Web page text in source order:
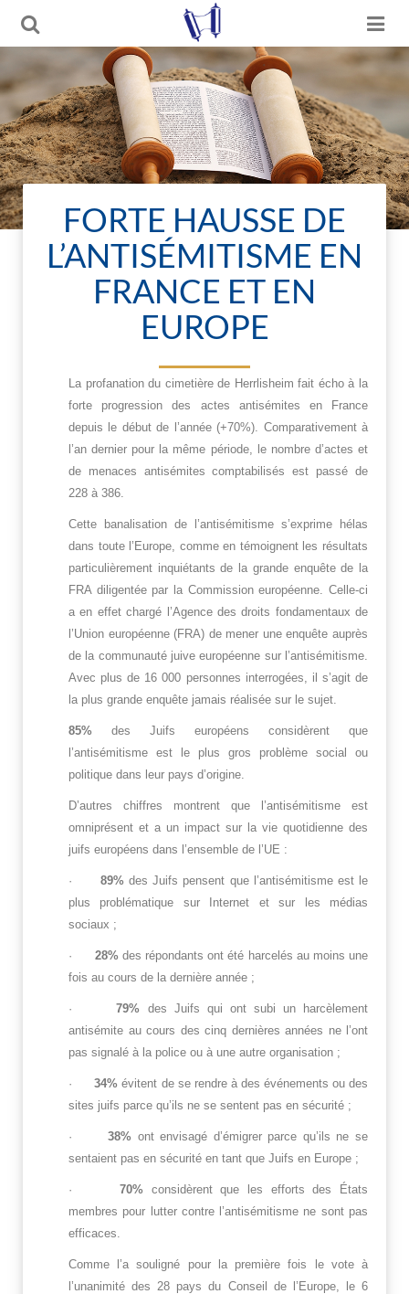
FORTE HAUSSE DE
L’ANTISÉMITISME EN
FRANCE ET EN
EUROPE
La profanation du cimetière de Herrlisheim fait écho à la
forte progression des actes antisémites en France
depuis le début de l’année (+70%). Comparativement à
l’an dernier pour la même période, le nombre d’actes et
de menaces antisémites comptabilisés est passé de
228 à 386.
Cette banalisation de l’antisémitisme s’exprime hélas
dans toute l’Europe, comme en témoignent les résultats
particulièrement inquiétants de la grande enquête de la
FRA diligentée par la Commission européenne. Celle-ci
a en effet chargé l’Agence des droits fondamentaux de
l’Union européenne (FRA) de mener une enquête auprès
de la communauté juive européenne sur l’antisémitisme.
Avec plus de 16 000 personnes interrogées, il s’agit de
la plus grande enquête jamais réalisée sur le sujet.
85% des Juifs européens considèrent que
l’antisémitisme est le plus gros problème social ou
politique dans leur pays d’origine.
D’autres chiffres montrent que l’antisémitisme est
omniprésent et a un impact sur la vie quotidienne des
juifs européens dans l’ensemble de l’UE :
· 89%des Juifs pensent que l’antisémitisme est le
plus problématique sur Internet et sur les médias
sociaux ;
· 28%des répondants ont été harcelés au moins une
fois au cours de la dernière année ;
·79% des Juifs qui ont subi un harcèlement
antisémite au cours des cinq dernières années ne l’ont
pas signalé à la police ou à une autre organisation ;
·34% évitent de se rendre à des événements ou des
sites juifs parce qu’ils ne se sentent pas en sécurité ;
·38% ont envisagé d’émigrer parce qu’ils ne se
sentaient pas en sécurité en tant que Juifs en Europe ;
· 70% considèrent que les efforts des États
membres pour lutter contre l’antisémitisme ne sont pas
efficaces.
Comme l’a souligné pour la première fois le vote à
l’unanimité des 28 pays du Conseil de l’Europe, le 6